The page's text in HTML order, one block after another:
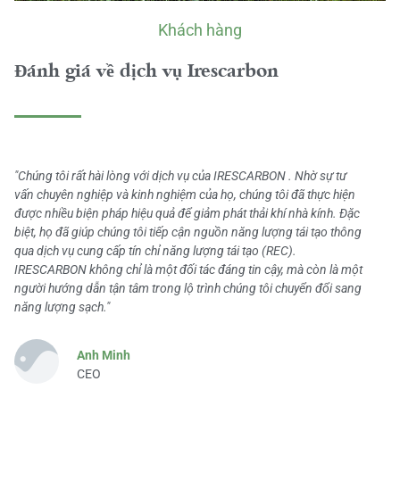
Khách hàng
Đánh giá về dịch vụ Irescarbon
"Chúng tôi rất hài lòng với dịch vụ của IRESCARBON . Nhờ sự tư
vấn chuyên nghiệp và kinh nghiệm của họ, chúng tôi đã thực hiện
được nhiều biện pháp hiệu quả để giảm phát thải khí nhà kính. Đặc
biệt, họ đã giúp chúng tôi tiếp cận nguồn năng lượng tái tạo thông
qua dịch vụ cung cấp tín chỉ năng lượng tái tạo (REC).
IRESCARBON không chỉ là một đối tác đáng tin cậy, mà còn là một
người hướng dẫn tận tâm trong lộ trình chúng tôi chuyển đổi sang
năng lượng sạch."
Anh Minh
CEO